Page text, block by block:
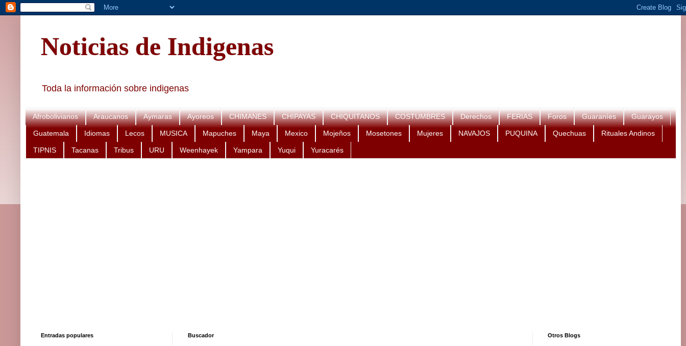
Noticias de Indigenas
Toda la información sobre indigenas
Afrobolivianos Araucanos Aymaras Ayoreos CHIMANES CHIPAYAS CHIQUITANOS COSTUMBRES Derechos FERIAS Foros Guaraníes Guarayos
Guatemala Idiomas Lecos MUSICA Mapuches Maya Mexico Mojeños Mosetones Mujeres NAVAJOS PUQUINA Quechuas Rituales Andinos
TIPNIS Tacanas Tribus URU Weenhayek Yampara Yuqui Yuracarés
Buscador
Entradas populares Otros Blogs